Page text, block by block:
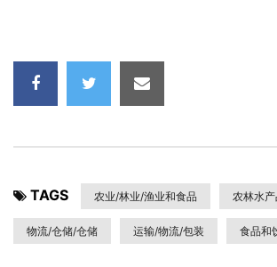
TAGS 农业/林业/渔业和食品 农林水产
物流/仓储/仓储 运输/物流/包装 食品和